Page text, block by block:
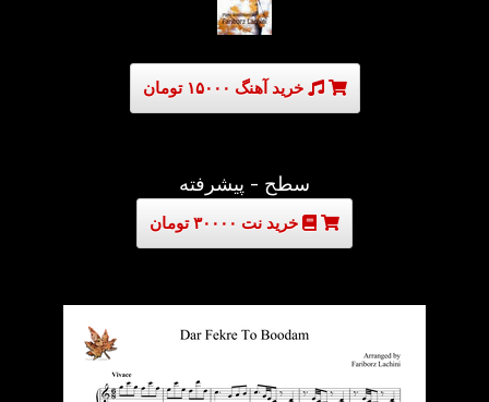
خرید آهنگ ۱۵۰۰۰ تومان
سطح - پیشرفته
خرید نت ۳۰۰۰۰ تومان